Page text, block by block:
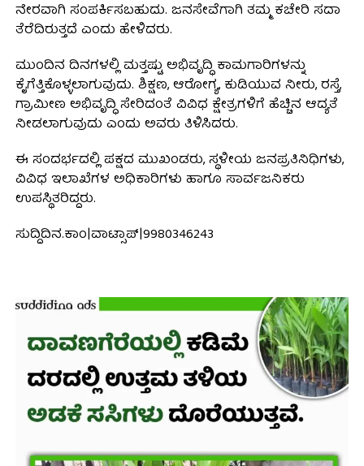
ನೇರವಾಗಿ ಸಂಪರ್ಕಿಸಬಹುದು. ಜನಸೇವೆಗಾಗಿ ತಮ್ಮ ಕಚೇರಿ ಸದಾ
ತೆರೆದಿರುತ್ತದೆ ಎಂದು ಹೇಳಿದರು.
ಮುಂದಿನ ದಿನಗಳಲ್ಲಿ ಮತ್ತಷ್ಟು ಅಭಿವೃದ್ಧಿ ಕಾಮಗಾರಿಗಳನ್ನು
ಕೈಗೆತ್ತಿಕೊಳ್ಳಲಾಗುವುದು. ಶಿಕ್ಷಣ, ಆರೋಗ್ಯ, ಕುಡಿಯುವ ನೀರು, ರಸ್ತೆ,
ಗ್ರಾಮೀಣ ಅಭಿವೃದ್ಧಿ ಸೇರಿದಂತೆ ವಿವಿಧ ಕ್ಷೇತ್ರಗಳಿಗೆ ಹೆಚ್ಚಿನ ಆದ್ಯತೆ
ನೀಡಲಾಗುವುದು ಎಂದು ಅವರು ತಿಳಿಸಿದರು.
ಈ ಸಂದರ್ಭದಲ್ಲಿ ಪಕ್ಷದ ಮುಖಂಡರು, ಸ್ಥಳೀಯ ಜನಪ್ರತಿನಿಧಿಗಳು,
ವಿವಿಧ ಇಲಾಖೆಗಳ ಅಧಿಕಾರಿಗಳು ಹಾಗೂ ಸಾರ್ವಜನಿಕರು
ಉಪಸ್ಥಿತರಿದ್ದರು.
ಸುದ್ದಿದಿನ.ಕಾಂ|ವಾಟ್ಸಾಪ್|9980346243